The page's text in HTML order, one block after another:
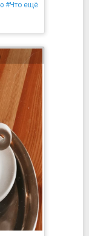
#Что ещё